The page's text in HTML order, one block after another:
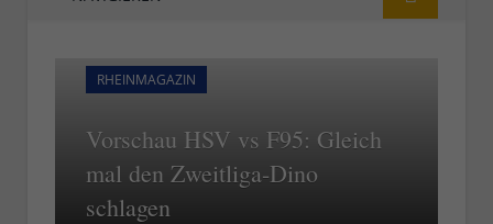
RHEINMAGAZIN
Vorschau HSV vs F95: Gleich
mal den Zweitliga-Dino
schlagen